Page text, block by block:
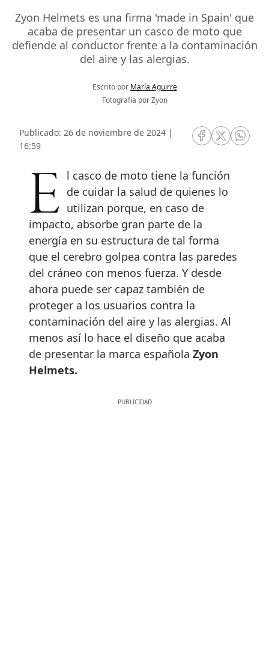
Zyon Helmets es una firma 'made in Spain' que
acaba de presentar un casco de moto que
defiende al conductor frente a la contaminación
del aire y las alergias.
Escrito por María Aguirre
Fotografía por Zyon
Publicado: 26 de noviembre de 2024 |
16:59
RRSS Facebook
RRSSRRSS
El casco de moto tiene la función de cuidar la salud de quienes lo
utilizan porque, en caso de
impacto, absorbe gran parte de la
energía en su estructura de tal forma
que el cerebro golpea contra las paredes
del cráneo con menos fuerza. Y desde
ahora puede ser capaz también de
proteger a los usuarios contra la
contaminación del aire y las alergias. Al
menos así lo hace el diseño que acaba
de presentar la marca española Zyon
Helmets.